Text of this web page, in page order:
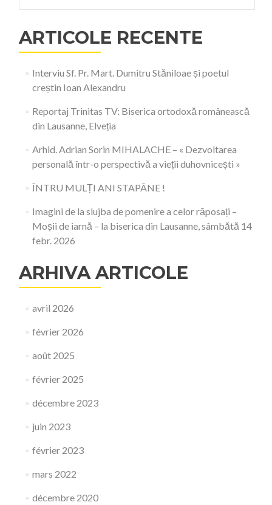
ARTICOLE RECENTE
Interviu Sf. Pr. Mart. Dumitru Stăniloae și poetul
creștin Ioan Alexandru
Reportaj Trinitas TV: Biserica ortodoxă românească
din Lausanne, Elveția
Arhid. Adrian Sorin MIHALACHE – « Dezvoltarea
personală într-o perspectivă a vieții duhovnicești »
ÎNTRU MULȚI ANI STAPÂNE !
Imagini de la slujba de pomenire a celor răposați –
Moșii de iarnă – la biserica din Lausanne, sâmbătă 14
febr. 2026
ARHIVA ARTICOLE
avril 2026
février 2026
août 2025
février 2025
décembre 2023
juin 2023
février 2023
mars 2022
décembre 2020